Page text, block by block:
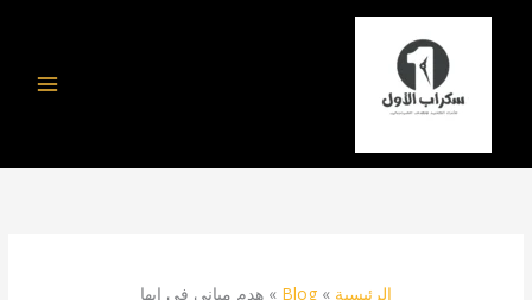
تخطي
الرئيسية Blog هدم مباني في ابها